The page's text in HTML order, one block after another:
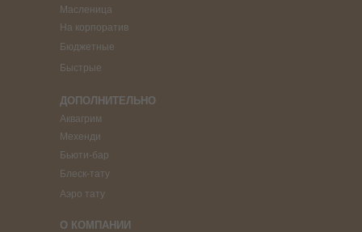
О КОМПАНИИ
ДОПОЛНИТЕЛЬНО
Быстрые
Бюджетные
Аэро тату
Блеск-тату
Бьюти-бар
Мехенди
Аквагрим
На корпоратив
Масленица